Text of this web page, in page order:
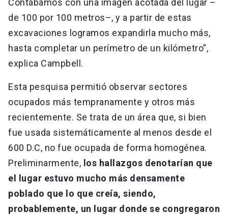
Contábamos con una imagen acotada del lugar –
de 100 por 100 metros–, y a partir de estas
excavaciones logramos expandirla mucho más,
hasta completar un perímetro de un kilómetro”,
explica Campbell.
Esta pesquisa permitió observar sectores
ocupados más tempranamente y otros más
recientemente. Se trata de un área que, si bien
fue usada sistemáticamente al menos desde el
600 D.C, no fue ocupada de forma homogénea.
Preliminarmente, los hallazgos denotarían que
el lugar estuvo mucho más densamente
poblado que lo que creía, siendo,
probablemente, un lugar donde se congregaron